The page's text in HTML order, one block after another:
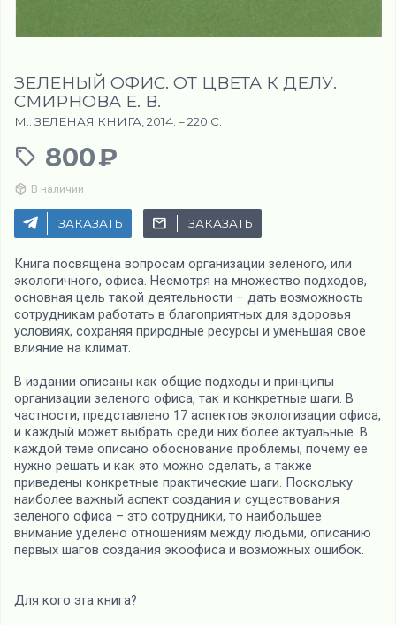
ЗЕЛЕНЫЙ ОФИС. ОТ ЦВЕТА К ДЕЛУ.
СМИРНОВА Е. В.
М.: ЗЕЛЕНАЯ КНИГА, 2014. – 220 C.
800
В наличии
ЗАКАЗАТЬ ЗАКАЗАТЬ
Книга посвящена вопросам организации зеленого, или
экологичного, офиса. Несмотря на множество подходов,
основная цель такой деятельности – дать возможность
сотрудникам работать в благоприятных для здоровья
условиях, сохраняя природные ресурсы и уменьшая свое
влияние на климат.
В издании описаны как общие подходы и принципы
организации зеленого офиса, так и конкретные шаги. В
частности, представлено 17 аспектов экологизации офиса,
и каждый может выбрать среди них более актуальные. В
каждой теме описано обоснование проблемы, почему ее
нужно решать и как это можно сделать, а также
приведены конкретные практические шаги. Поскольку
наиболее важный аспект создания и существования
зеленого офиса – это сотрудники, то наибольшее
внимание уделено отношениям между людьми, описанию
первых шагов создания экоофиса и возможных ошибок.
Для кого эта книга?